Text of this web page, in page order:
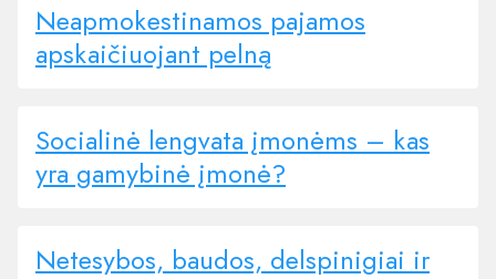
Neapmokestinamos pajamos
apskaičiuojant pelną
Socialinė lengvata įmonėms – kas
yra gamybinė įmonė?
Netesybos, baudos, delspinigiai ir